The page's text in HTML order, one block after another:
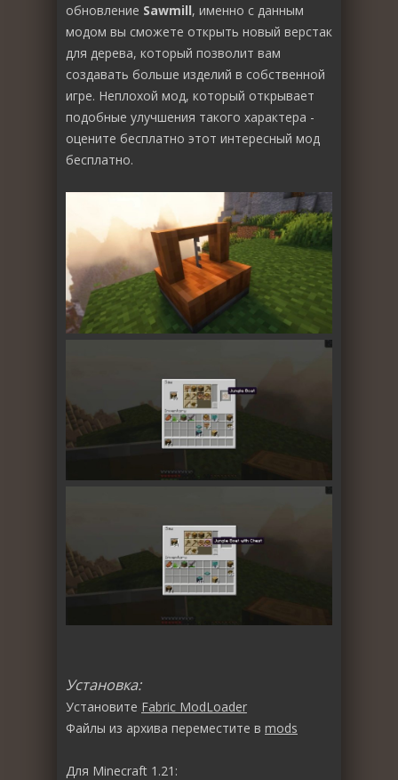
обновление Sawmill, именно с данным
модом вы сможете открыть новый верстак
для дерева, который позволит вам
создавать больше изделий в собственной
игре. Неплохой мод, который открывает
подобные улучшения такого характера -
оцените бесплатно этот интересный мод
бесплатно.
Установка:
Установите Fabric ModLoader
Файлы из архива переместите в mods
Для Minecraft 1.21: